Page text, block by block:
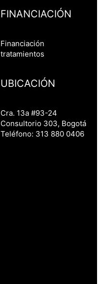
FINANCIACIÓN
Financiación
tratamientos
UBICACIÓN
Cra. 13a #93-24
Consultorio 303, Bogotá
Teléfono: 313 880 0406